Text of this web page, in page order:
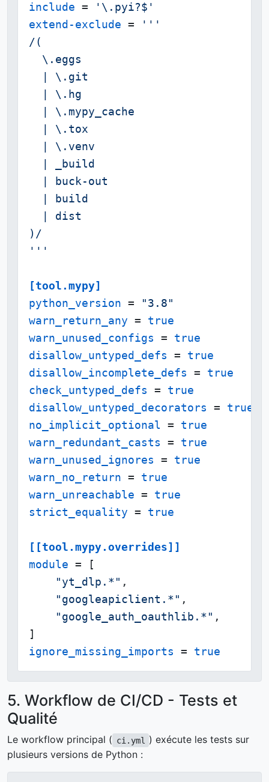
include =
'\.pyi?$'
extend-exclude =
'''
/(
  \.eggs
  | \.git
  | \.hg
  | \.mypy_cache
  | \.tox
  | \.venv
  | _build
  | buck-out
  | build
  | dist
)/
'''
[tool.mypy]
python_version =
"3.8"
warn_return_any = true
warn_unused_configs = true
disallow_untyped_defs = true
disallow_incomplete_defs = true
check_untyped_defs = true
disallow_untyped_decorators = true
no_implicit_optional = true
warn_redundant_casts = true
warn_unused_ignores = true
warn_no_return = true
warn_unreachable = true
strict_equality = true
[[tool.mypy.overrides]]
module = [
"yt_dlp.*" ,
"googleapiclient.*" ,
"google_auth_oauthlib.*" ,
ignore_missing_imports = true
5. Workflow de CI/CD - Tests et
Qualité
Le workflow principal ( ci.yml
) exécute les tests sur
plusieurs versions de Python :